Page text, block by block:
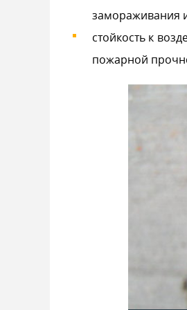
замораживания
стойкость к
пожарной